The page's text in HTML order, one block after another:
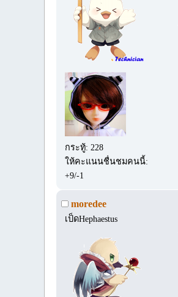
กระทู้: 228
ให้คะแนนชื่นชมคนนี้:
+9/-1
moredee
เป็ดHephaestus